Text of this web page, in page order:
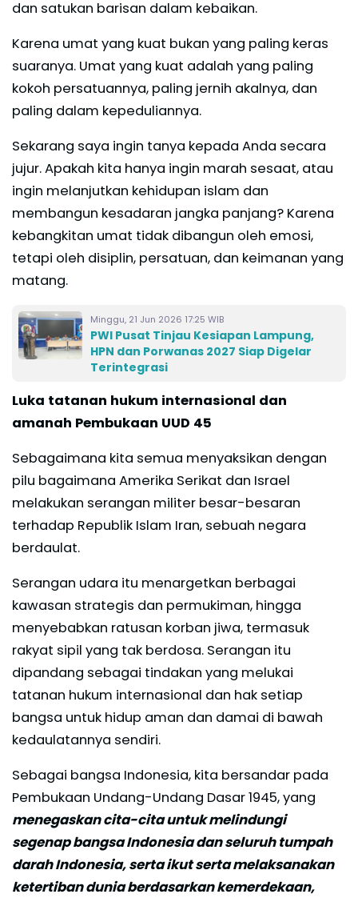
dan satukan barisan dalam kebaikan.
Karena umat yang kuat bukan yang paling keras
suaranya. Umat yang kuat adalah yang paling
kokoh persatuannya, paling jernih akalnya, dan
paling dalam kepeduliannya.
Sekarang saya ingin tanya kepada Anda secara
jujur. Apakah kita hanya ingin marah sesaat, atau
ingin melanjutkan kehidupan islam dan
membangun kesadaran jangka panjang? Karena
kebangkitan umat tidak dibangun oleh emosi,
tetapi oleh disiplin, persatuan, dan keimanan yang
matang.
Minggu, 21 Jun 2026 17:25 WIB
​PWI Pusat Tinjau Kesiapan Lampung,
HPN dan Porwanas 2027 Siap Digelar
Terintegrasi
Luka tatanan hukum internasional dan
amanah Pembukaan UUD 45
Sebagaimana kita semua menyaksikan dengan
pilu bagaimana Amerika Serikat dan Israel
melakukan serangan militer besar-besaran
terhadap Republik Islam Iran, sebuah negara
berdaulat.
Serangan udara itu menargetkan berbagai
kawasan strategis dan permukiman, hingga
menyebabkan ratusan korban jiwa, termasuk
rakyat sipil yang tak berdosa. Serangan itu
dipandang sebagai tindakan yang melukai
tatanan hukum internasional dan hak setiap
bangsa untuk hidup aman dan damai di bawah
kedaulatannya sendiri.
Sebagai bangsa Indonesia, kita bersandar pada
Pembukaan Undang-Undang Dasar 1945, yang
menegaskan cita-cita untuk melindungi
segenap bangsa Indonesia dan seluruh tumpah
darah Indonesia, serta ikut serta melaksanakan
ketertiban dunia berdasarkan kemerdekaan,